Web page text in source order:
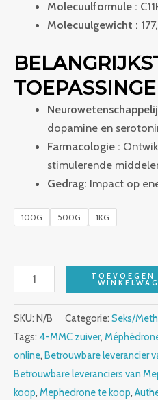
Molecuulformule :
Molecuulgewicht :
dopamine en
Farmacologie :
stimulerende
Gedrag: Impact op
100G 500G 1KG
TOEVOEGEN
SKU: N/B Categorie: Seks/Meth
Tags: 4-MMC zuiver,
online, Betrouwbare leverancier
Betrouwbare leveranciers van
koop, Mephedrone te koop,